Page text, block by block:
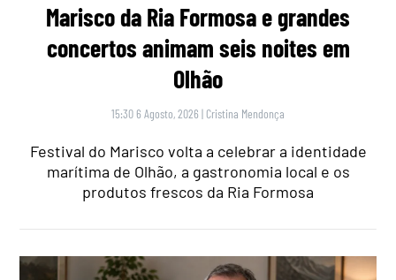
Marisco da Ria Formosa e grandes
concertos animam seis noites em
Olhão
15:30 6 Agosto, 2026 | Cristina Mendonça
Festival do Marisco volta a celebrar a identidade
marítima de Olhão, a gastronomia local e os
produtos frescos da Ria Formosa